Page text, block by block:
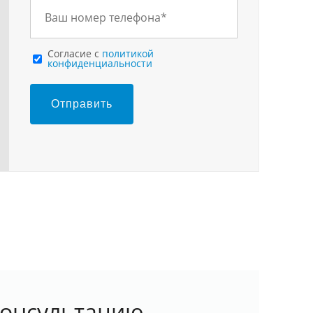
Cогласие с политикой
конфиденциальности
Отправить